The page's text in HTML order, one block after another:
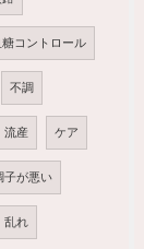
糖コントロール
不調
流産 ケア
子が悪い
乱れ